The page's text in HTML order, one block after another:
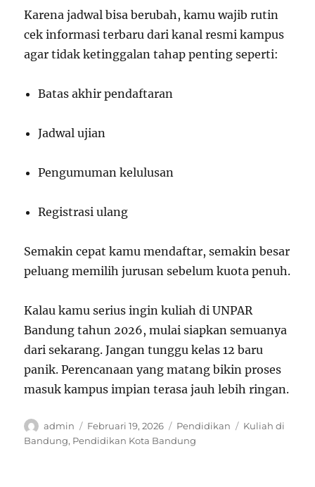
Karena jadwal bisa berubah, kamu wajib rutin
cek informasi terbaru dari kanal resmi kampus
agar tidak ketinggalan tahap penting seperti:
Batas akhir pendaftaran
Jadwal ujian
Pengumuman kelulusan
Registrasi ulang
Semakin cepat kamu mendaftar, semakin besar
peluang memilih jurusan sebelum kuota penuh.
Kalau kamu serius ingin kuliah di UNPAR
Bandung tahun 2026, mulai siapkan semuanya
dari sekarang. Jangan tunggu kelas 12 baru
panik. Perencanaan yang matang bikin proses
masuk kampus impian terasa jauh lebih ringan.
Author
admin
Posted
on
Februari 19, 2026 Categories
Pendidikan Tags
Kuliah di
Bandung, Pendidikan Kota Bandung